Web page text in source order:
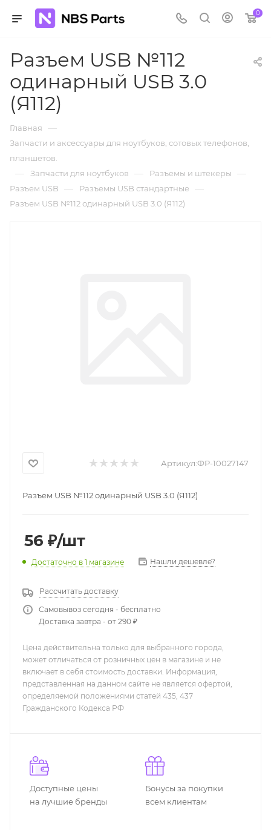
0
Разъем USB №112
одинарный USB 3.0
(Я112)
Главная —
Запчасти и аксессуары для ноутбуков, сотовых телефонов,
планшетов.
— Запчасти для ноутбуков — Разъемы и штекеры —
Разъем USB — Разъемы USB стандартные —
Разъем USB №112 одинарный USB 3.0 (Я112)
Артикул:ФР-10027147
Разъем USB №112 одинарный USB 3.0 (Я112)
56 ₽/шт
Достаточно в 1 магазине Нашли дешевле?
Рассчитать доставку
Самовывоз сегодня - бесплатно
Доставка завтра - от 290 ₽
Цена действительна только для выбранного города,
может отличаться от розничных цен в магазине и не
включает в себя стоимость доставки. Информация,
представленная на данном сайте не является офертой,
определяемой положениями статей 435, 437
Гражданского Кодекса РФ
Доступные цены
на лучшие бренды
Бонусы за покупки
всем клиентам